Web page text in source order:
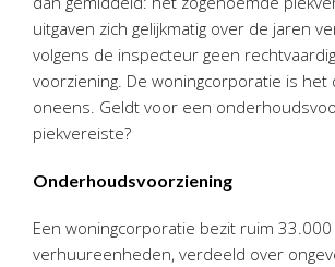
Online boekhouden
Nieuws&informatie
Nieuwsbrief
Downloads
uitgaven zich gelijkmatig over de jaren
volgens de inspecteur geen
voorziening. De woningcorporatie is het
oneens. Geldt voor een
piekvereiste?
Onderhoudsvoorziening
Een woningcorporatie bezit ruim 33.000
verhuureenheden, verdeeld over